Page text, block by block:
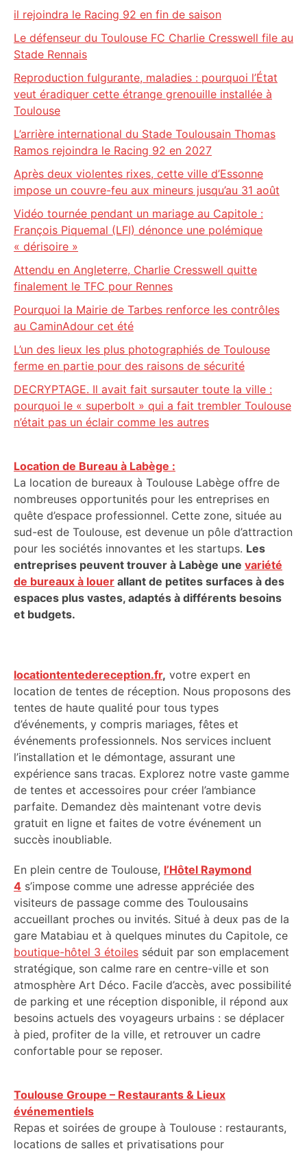
il rejoindra le Racing 92 en fin de saison
Le défenseur du Toulouse FC Charlie Cresswell file au
Stade Rennais
Reproduction fulgurante, maladies : pourquoi l’État
veut éradiquer cette étrange grenouille installée à
Toulouse
L’arrière international du Stade Toulousain Thomas
Ramos rejoindra le Racing 92 en 2027
Après deux violentes rixes, cette ville d’Essonne
impose un couvre-feu aux mineurs jusqu’au 31 août
Vidéo tournée pendant un mariage au Capitole :
François Piquemal (LFI) dénonce une polémique
« dérisoire »
Attendu en Angleterre, Charlie Cresswell quitte
finalement le TFC pour Rennes
Pourquoi la Mairie de Tarbes renforce les contrôles
au CaminAdour cet été
L’un des lieux les plus photographiés de Toulouse
ferme en partie pour des raisons de sécurité
DECRYPTAGE. Il avait fait sursauter toute la ville :
pourquoi le « superbolt » qui a fait trembler Toulouse
n’était pas un éclair comme les autres
Location de Bureau à Labège :
La location de bureaux à Toulouse Labège offre de
nombreuses opportunités pour les entreprises en
quête d’espace professionnel. Cette zone, située au
sud-est de Toulouse, est devenue un pôle d’attraction
pour les sociétés innovantes et les startups. Les
entreprises peuvent trouver à Labège une variété
de bureaux à louer allant de petites surfaces à des
espaces plus vastes, adaptés à différents besoins
et budgets.
locationtentedereception.fr, votre expert en
location de tentes de réception. Nous proposons des
tentes de haute qualité pour tous types
d’événements, y compris mariages, fêtes et
événements professionnels. Nos services incluent
l’installation et le démontage, assurant une
expérience sans tracas. Explorez notre vaste gamme
de tentes et accessoires pour créer l’ambiance
parfaite. Demandez dès maintenant votre devis
gratuit en ligne et faites de votre événement un
succès inoubliable.
En plein centre de Toulouse, l’Hôtel Raymond
4 s’impose comme une adresse appréciée des
visiteurs de passage comme des Toulousains
accueillant proches ou invités. Situé à deux pas de la
gare Matabiau et à quelques minutes du Capitole, ce
boutique-hôtel 3 étoiles séduit par son emplacement
stratégique, son calme rare en centre-ville et son
atmosphère Art Déco. Facile d’accès, avec possibilité
de parking et une réception disponible, il répond aux
besoins actuels des voyageurs urbains : se déplacer
à pied, profiter de la ville, et retrouver un cadre
confortable pour se reposer.
Toulouse Groupe – Restaurants & Lieux
événementiels
Repas et soirées de groupe à Toulouse : restaurants,
locations de salles et privatisations pour